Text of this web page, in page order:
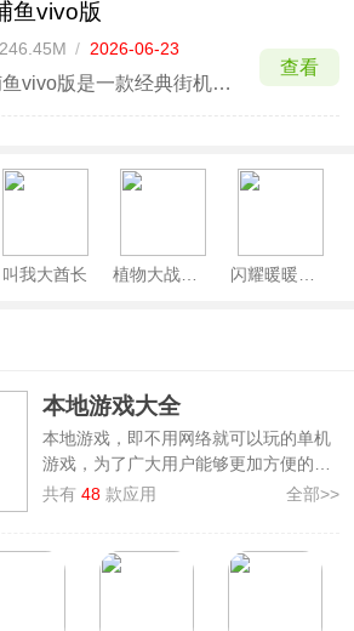
鱼vivo版
246.45M / 2026-06-23
波克捕鱼vivo版是一款经典街机捕鱼手游，该版本是专为vivo账户玩家打造的vivo渠道服版本，玩家使用vivo账号就能一键登录，更有丰富的渠道服专属礼包上线就能领取，轻松获取海量金币道具。
查看
叫我大酋长
本地游戏大全
本地游戏，即不用网络就可以玩的单机
游戏，为了广大用户能够更加方便的畅
玩手机游戏，本站专门整理制作了本地
植物大战僵尸融合版、经典90坦克大战
共有48 款应用 全部>>